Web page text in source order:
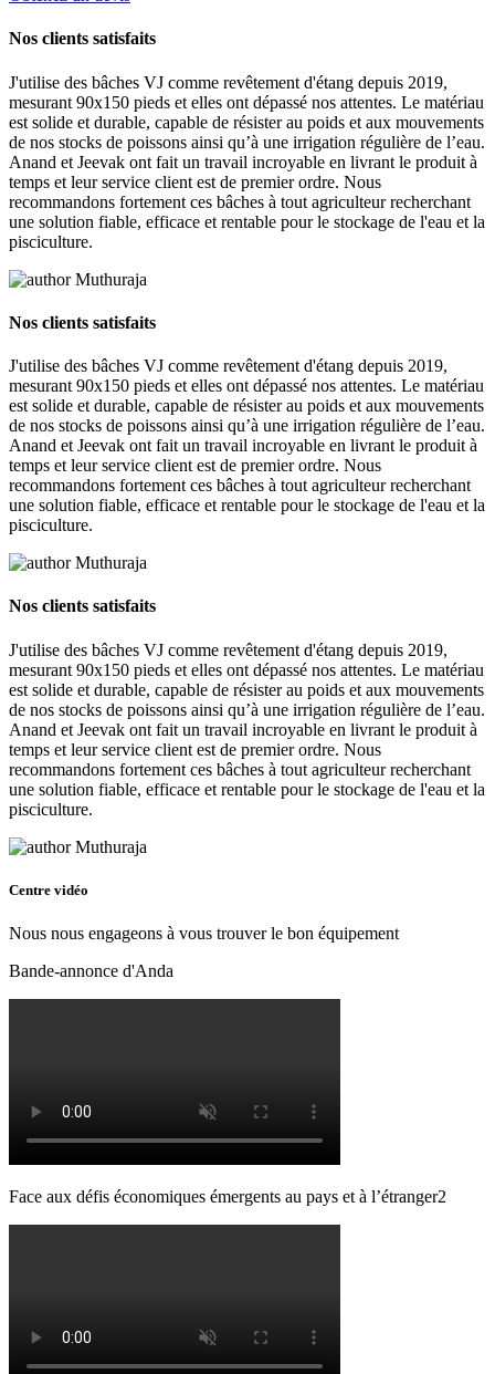
Nos clients satisfaits
J'utilise des bâches VJ comme revêtement d'étang depuis 2019,
mesurant 90x150 pieds et elles ont dépassé nos attentes. Le matériau
est solide et durable, capable de résister au poids et aux mouvements
de nos stocks de poissons ainsi qu’à une irrigation régulière de l’eau.
Anand et Jeevak ont ​​fait un travail incroyable en livrant le produit à
temps et leur service client est de premier ordre. Nous
recommandons fortement ces bâches à tout agriculteur recherchant
une solution fiable, efficace et rentable pour le stockage de l'eau et la
pisciculture.
Muthuraja
Nos clients satisfaits
J'utilise des bâches VJ comme revêtement d'étang depuis 2019,
mesurant 90x150 pieds et elles ont dépassé nos attentes. Le matériau
est solide et durable, capable de résister au poids et aux mouvements
de nos stocks de poissons ainsi qu’à une irrigation régulière de l’eau.
Anand et Jeevak ont ​​fait un travail incroyable en livrant le produit à
temps et leur service client est de premier ordre. Nous
recommandons fortement ces bâches à tout agriculteur recherchant
une solution fiable, efficace et rentable pour le stockage de l'eau et la
pisciculture.
Muthuraja
Nos clients satisfaits
J'utilise des bâches VJ comme revêtement d'étang depuis 2019,
mesurant 90x150 pieds et elles ont dépassé nos attentes. Le matériau
est solide et durable, capable de résister au poids et aux mouvements
de nos stocks de poissons ainsi qu’à une irrigation régulière de l’eau.
Anand et Jeevak ont ​​fait un travail incroyable en livrant le produit à
temps et leur service client est de premier ordre. Nous
recommandons fortement ces bâches à tout agriculteur recherchant
une solution fiable, efficace et rentable pour le stockage de l'eau et la
pisciculture.
Muthuraja
Centre vidéo
Nous nous engageons à vous trouver le bon équipement
Bande-annonce d'Anda
Face aux défis économiques émergents au pays et à l’étranger2